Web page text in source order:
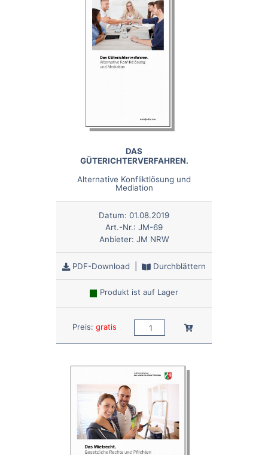
DAS
GÜTERICHTERVERFAHREN.
Alternative Konfliktlösung und
Mediation
Datum: 01.08.2019
Art.-Nr.: JM-69
Anbieter: JM NRW
PDF-Download Durchblättern
Produkt ist auf Lager
Preis: gratis Anzahl: In den Warenkorb